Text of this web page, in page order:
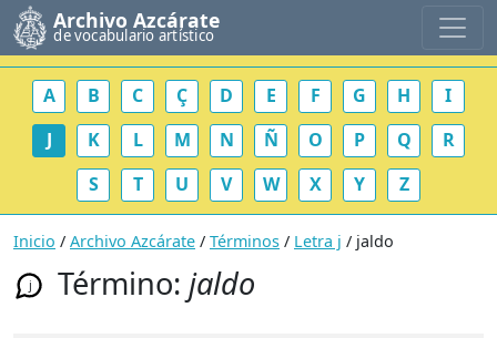
Archivo Azcárate
de vocabulario artístico
A B C Ç D E F G H
I
J
K L M N Ñ O P Q
R
S
T U V W X Y Z
Inicio / Archivo Azcárate / Términos / Letra j / jaldo
j Término: jaldo